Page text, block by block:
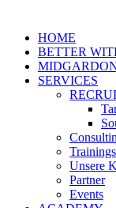
HOME
BETTER
SERVICES
Trainings
Unsere
Partner
Events